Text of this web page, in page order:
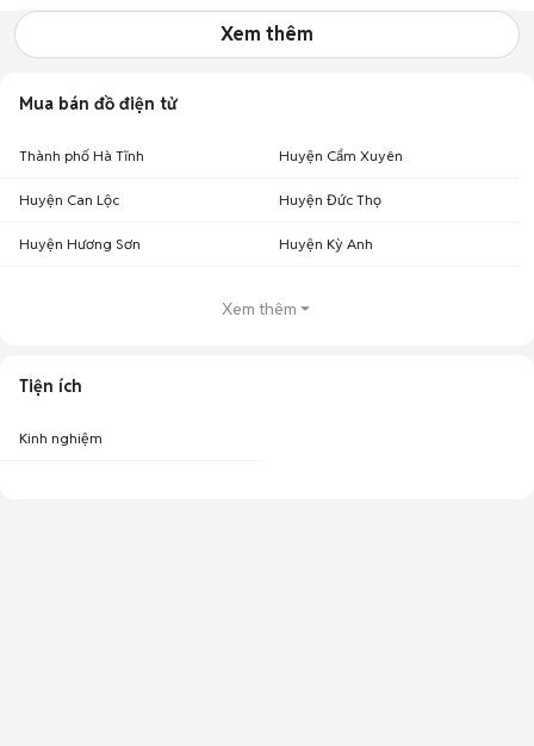
Xem thêm
Mua bán đồ điện tử
Thành phố Hà Tĩnh Huyện Cẩm Xuyên
Huyện Can Lộc Huyện Đức Thọ
Huyện Hương Sơn Huyện Kỳ Anh
Xem thêm
Tiện ích
Kinh nghiệm